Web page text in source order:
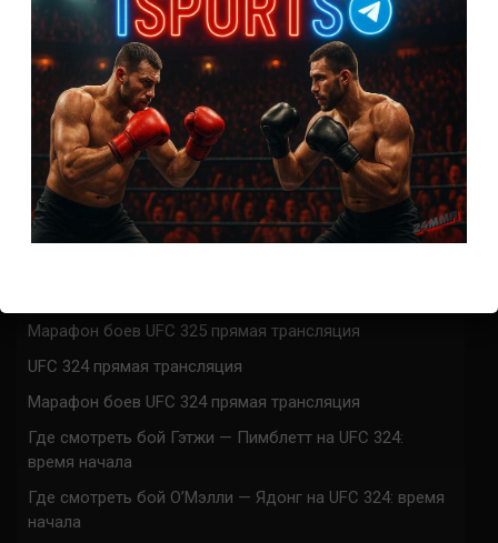
КОММЕНТАРИЕВ
СВЕЖИЕ ЗАПИСИ
Марафон боев UFC 325 прямая трансляция
UFC 324 прямая трансляция
Марафон боев UFC 324 прямая трансляция
Где смотреть бой Гэтжи — Пимблетт на UFC 324:
время начала
Где смотреть бой О’Мэлли — Ядонг на UFC 324: время
начала